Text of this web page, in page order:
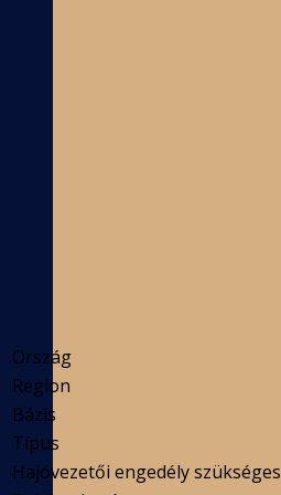
Ország
Region
Bázis
Típus
Hajóvezetői engedély szükséges